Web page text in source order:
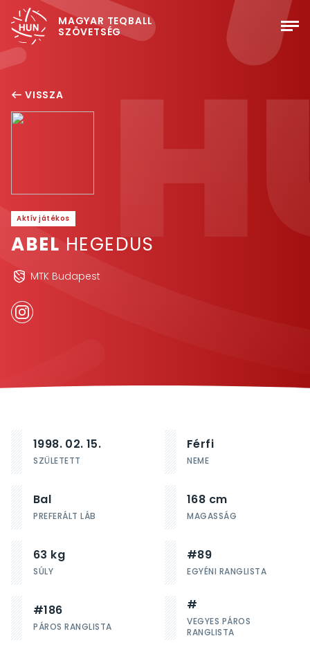
MAGYAR TEQBALL
SZÖVETSÉG
VISSZA
Aktív játékos
ABEL HEGEDUS
MTK Budapest
1998. 02. 15.
SZÜLETETT
Férfi
NEME
Bal
PREFERÁLT LÁB
168 cm
MAGASSÁG
63 kg
SÚLY
#89
EGYÉNI RANGLISTA
#186
PÁROS RANGLISTA
#
VEGYES PÁROS
RANGLISTA